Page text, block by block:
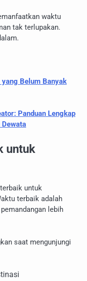
waktu
tak terlupakan.
yang Belum Banyak
Panduan Lengkap
untuk
untuk
terbaik adalah
lebih
saat mengunjungi